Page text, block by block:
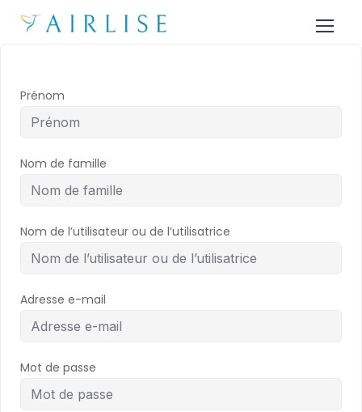
Prénom
Nom de famille
Nom de l’utilisateur ou de l’utilisatrice
Adresse e-mail
Mot de passe